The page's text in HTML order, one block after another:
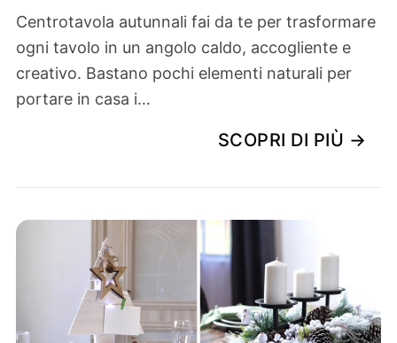
Centrotavola autunnali fai da te per trasformare
ogni tavolo in un angolo caldo, accogliente e
creativo. Bastano pochi elementi naturali per
portare in casa i…
SCOPRI DI PIÙ →